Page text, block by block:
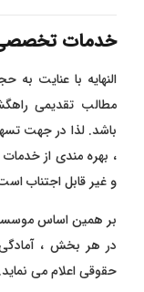
خدمات
النهایه با عنایت
مطالب تقدیمی
باشد. لذا در جهت
، بهره مندی از
و غیر قابل اجتناب
بر همین اساس
در هر بخش ،
حقوقی اعلام می نماید.